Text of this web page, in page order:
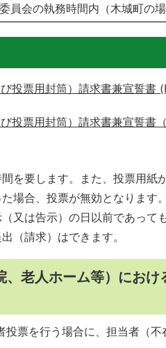
員会の執務時間内（木城町の
投票用封筒）請求書兼宣誓書
投票用封筒）請求書兼宣誓書
を要します。また、投票用紙
場合、投票が無効となります
又は告示）の日以前であって
（請求）はできます。
、老人ホーム等）にお
投票を行う場合に、担当者（不